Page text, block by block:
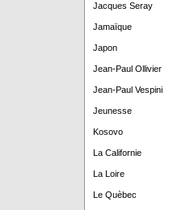
Jacques Seray
Jamaïque
Japon
Jean-Paul Ollivier
Jean-Paul Vespini
Jeunesse
Kosovo
La Californie
La Loire
Le Quèbec